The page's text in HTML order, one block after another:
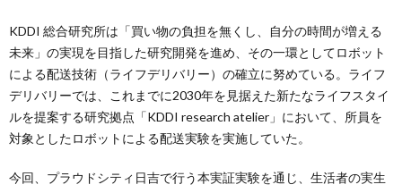
KDDI 総合研究所は「買い物の負担を無くし、自分の時間が増える
未来」の実現を目指した研究開発を進め、その一環としてロボット
による配送技術（ライフデリバリー）の確立に努めている。ライフ
デリバリーでは、これまでに2030年を見据えた新たなライフスタイ
ルを提案する研究拠点「KDDI research atelier」において、所員を
対象としたロボットによる配送実験を実施していた。
今回、プラウドシティ日吉で行う本実証実験を通じ、生活者の実生